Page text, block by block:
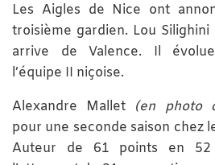
Les Aigles de Nice ont
troisième gardien. Lou
arrive de Valence. Il
l’équipe II niçoise.
Alexandre Mallet (en photo
pour une seconde saison chez
Auteur de 61 points en 52